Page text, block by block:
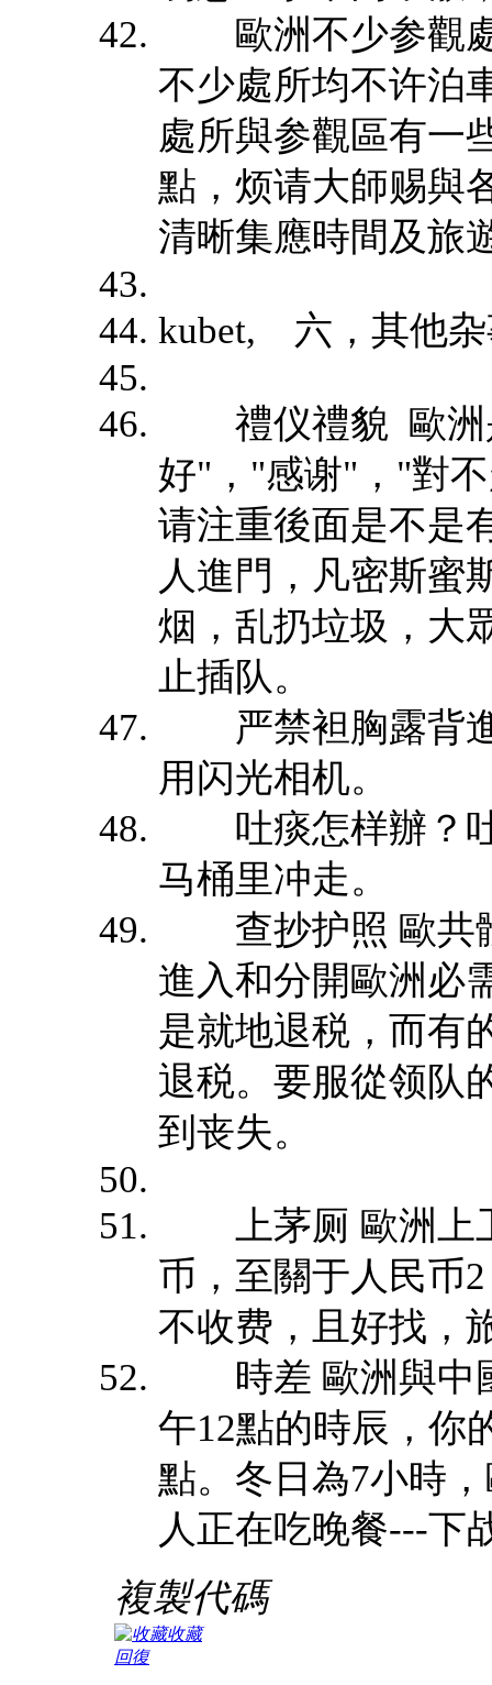
歐洲不少参觀處
不少處所均不许泊
處所與参觀區有一
點，烦请大師赐與
清晰集應時間及旅
kubet, 六，其他
禮仪禮貌 歐洲
好"，"感谢"，"對
请注重後面是不是
人進門，凡密斯蜜
烟，乱扔垃圾，大
止插队。
严禁袒胸露背進
用闪光相机。
吐痰怎样辦？吐
马桶里冲走。
查抄护照 歐共
進入和分開歐洲必
是就地退税，而有
退税。要服從领队
到丧失。
上茅厕 歐洲上
币，至關于人民币
不收费，且好找，
時差 歐洲與中
午12點的時辰，你
點。冬日為7小時
人正在吃晚餐---下
複製代碼
收藏
回復